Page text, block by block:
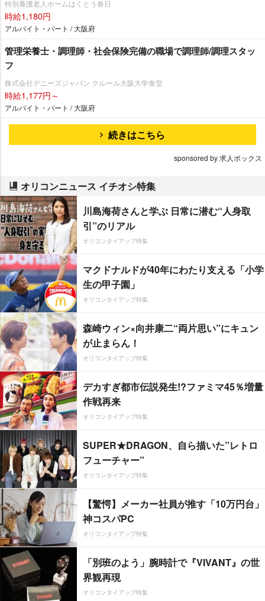
特別養護老人ホームはくとう春日
時給1,180円
アルバイト・パート / 大阪府
管理栄養士・調理師・社会保険完備の職場で調理師/調理スタッ
フ
株式会社デニーズジャパン クルール大阪大学食堂
時給1,177円～
アルバイト・パート / 大阪府
続きはこちら
sponsored by 求人ボックス
オリコンニュース イチオシ特集
川島海荷さんと学ぶ 日常に潜む“人身取
引”のリアル
オリコンタイアップ特集
マクドナルドが40年にわたり支える「小学
生の甲子園」
オリコンタイアップ特集
森崎ウィン×向井康二“両片思い”にキュン
が止まらん！
オリコンタイアップ特集
デカすぎ都市伝説発生!?ファミマ45％増量
作戦再来
オリコンタイアップ特集
SUPER★DRAGON、自ら描いた”レトロ
フューチャー”
オリコンタイアップ特集
【驚愕】メーカー社員が推す「10万円台」
神コスパPC
オリコンタイアップ特集
「別班のよう」腕時計で『VIVANT』の世
界観再現
オリコンタイアップ特集